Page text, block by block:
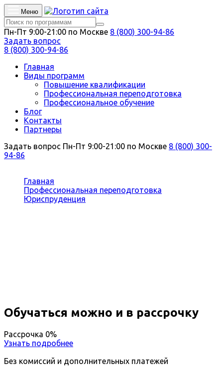
Меню
Пн-Пт 9:00-21:00 по Москве 8 (800) 300-94-86
Задать вопрос
8 (800) 300-94-86
Главная
Виды программ
Повышение квалификации
Профессиональная переподготовка
Профессиональное обучение
Блог
Контакты
Партнеры
Задать вопрос Пн-Пт 9:00-21:00 по Москве 8 (800) 300-
94-86
Главная
Профессиональная переподготовка
Юриспруденция
Обучаться можно и в рассрочку
Рассрочка 0%
Узнать подробнее
Без комиссий и дополнительных платежей